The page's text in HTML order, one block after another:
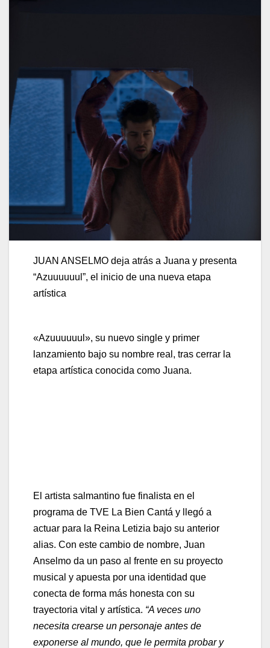
JUAN ANSELMO deja atrás a Juana y presenta
“Azuuuuuul”, el inicio de una nueva etapa
artística
«Azuuuuuul», su nuevo single y primer
lanzamiento bajo su nombre real, tras cerrar la
etapa artística conocida como Juana.
El artista salmantino fue finalista en el
programa de TVE La Bien Cantá y llegó a
actuar para la Reina Letizia bajo su anterior
alias. Con este cambio de nombre, Juan
Anselmo da un paso al frente en su proyecto
musical y apuesta por una identidad que
conecta de forma más honesta con su
trayectoria vital y artística. “A veces uno
necesita crearse un personaje antes de
exponerse al mundo, que le permita probar y